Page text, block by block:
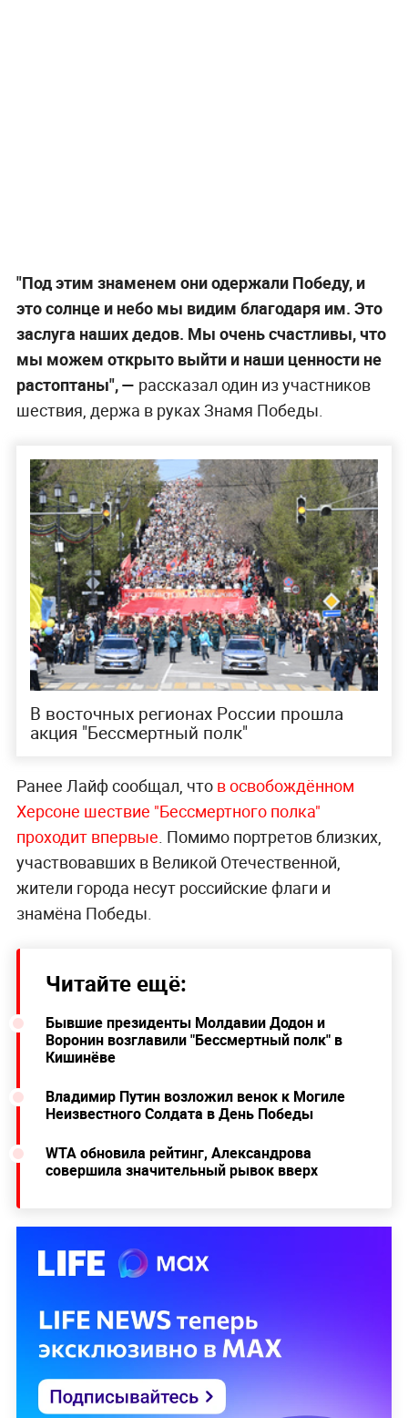
"Под этим знаменем они одержали Победу, и
это солнце и небо мы видим благодаря им. Это
заслуга наших дедов. Мы очень счастливы, что
мы можем открыто выйти и наши ценности не
растоптаны", — рассказал один из участников
шествия, держа в руках Знамя Победы.
В восточных регионах России прошла
акция "Бессмертный полк"
Ранее Лайф сообщал, что в освобождённом
Херсоне шествие "Бессмертного полка"
проходит впервые. Помимо портретов близких,
участвовавших в Великой Отечественной,
жители города несут российские флаги и
знамёна Победы.
Читайте ещё:
Бывшие президенты Молдавии Додон и
Воронин возглавили "Бессмертный полк" в
Кишинёве
Владимир Путин возложил венок к Могиле
Неизвестного Солдата в День Победы
WTA обновила рейтинг, Александрова
совершила значительный рывок вверх